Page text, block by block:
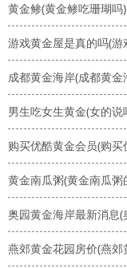
黄金鲹(黄金鲹吃珊瑚吗)
游戏黄金屋是真的吗(
成都黄金海岸(成都黄
男生吃女生黄金(女的
购买优酷黄金会员(购
黄金南瓜粥(黄金南瓜粥
奥园黄金海岸最新消息
燕郊黄金花园房价(燕